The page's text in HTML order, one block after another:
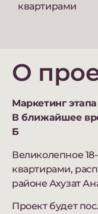
квартирами
О
Маркетинг
В ближайшее
Б
Великолепное
квартирами,
районе Ахузат
Проект будет